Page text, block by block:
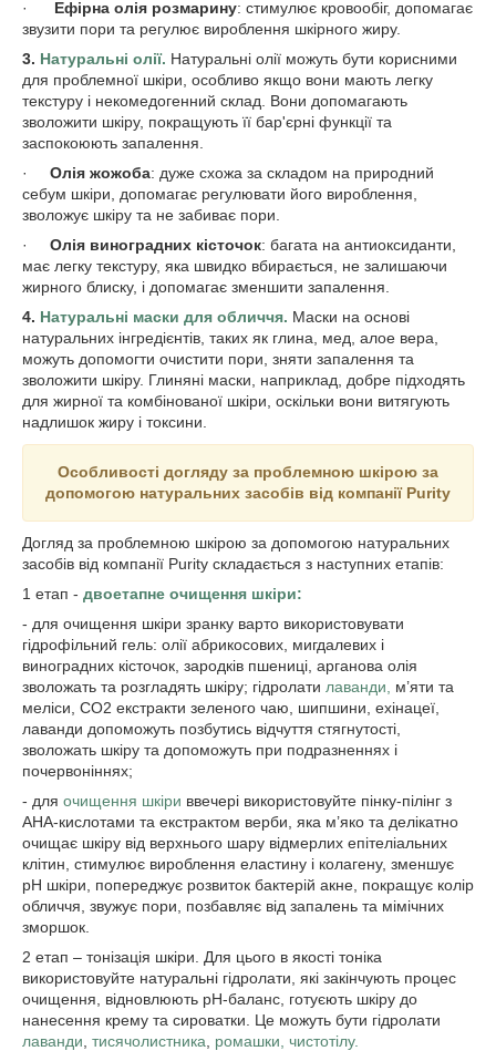
· Ефірна олія розмарину: стимулює кровообіг, допомагає
звузити пори та регулює вироблення шкірного жиру.
3. Натуральні олії. Натуральні олії можуть бути корисними
для проблемної шкіри, особливо якщо вони мають легку
текстуру і некомедогенний склад. Вони допомагають
зволожити шкіру, покращують її бар'єрні функції та
заспокоюють запалення.
· Олія жожоба: дуже схожа за складом на природний
себум шкіри, допомагає регулювати його вироблення,
зволожує шкіру та не забиває пори.
· Олія виноградних кісточок: багата на антиоксиданти,
має легку текстуру, яка швидко вбирається, не залишаючи
жирного блиску, і допомагає зменшити запалення.
4. Натуральні маски для обличчя. Маски на основі
натуральних інгредієнтів, таких як глина, мед, алое вера,
можуть допомогти очистити пори, зняти запалення та
зволожити шкіру. Глиняні маски, наприклад, добре підходять
для жирної та комбінованої шкіри, оскільки вони витягують
надлишок жиру і токсини.
Особливості догляду за проблемною шкірою за
допомогою натуральних засобів від компанії Purity
Догляд за проблемною шкірою за допомогою натуральних
засобів від компанії Purity складається з наступних етапів:
1 етап - двоетапне очищення шкіри:
- для очищення шкіри зранку варто використовувати
гідрофільний гель: олії абрикосових, мигдалевих і
виноградних кісточок, зародків пшениці, арганова олія
зволожать та розгладять шкіру; гідролати лаванди,
м’яти та
меліси, СО2 екстракти зеленого чаю, шипшини, ехінацеї,
лаванди допоможуть позбутись відчуття стягнутості,
зволожать шкіру та допоможуть при подразненнях і
почервоніннях;
- для очищення шкіри ввечері використовуйте пінку-пілінг з
АНА-кислотами та екстрактом верби, яка м’яко та делікатно
очищає шкіру від верхнього шару відмерлих епітеліальних
клітин, стимулює вироблення еластину і колагену, зменшує
pH шкіри, попереджує розвиток бактерій акне, покращує колір
обличчя, звужує пори, позбавляє від запалень та мімічних
зморшок.
2 етап – тонізація шкіри. Для цього в якості тоніка
використовуйте натуральні гідролати, які закінчують процес
очищення, відновлюють рН-баланс, готуєють шкіру до
нанесення крему та сироватки. Це можуть бути гідролати
лаванди тисячолистника ромашки, чистотілу.